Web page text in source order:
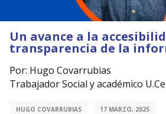
Un avance a la
transparencia de la
Por: Hugo Covarrubias
Trabajador Social y académico
HUGO COVARRUBIAS 17 MARZO, 2025